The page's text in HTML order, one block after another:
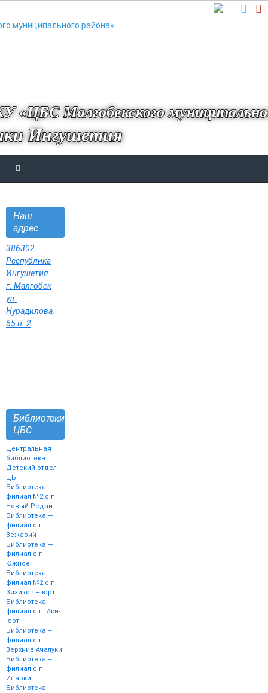
«ЦБС Малгобекского
Ингушетия
Наш
адрес
386302
Республика
Ингушетия
г. Малгобек
ул.
Нурадилова,
65 п. 2
Библиотеки
ЦБС
Центральная
библиотека
Детский отдел
ЦБ
Библиотека —
филиал №2 с.п.
Новый Редант
Библиотека —
филиал с.п.
Вежарий
Библиотека —
филиал с.п.
Южное
Библиотека –
филиал №2 с.п.
Зязиков – юрт
Библиотека –
филиал с.п. Аки-
юрт
Библиотека –
филиал с.п.
Верхние Ачалуки
Библиотека –
филиал с.п.
Инарки
Библиотека –